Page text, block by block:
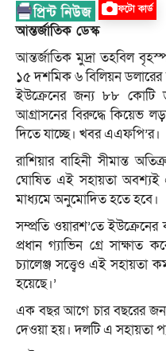
ফটো কার্ড
আন্তর্জাতিক ডেস্ক
আন্তর্জাতিক মুদ্রা তহবিল
১৫ দশমিক ৬ বিলিয়ন ডলারের
ইউক্রেনের জন্য ৮৮ কোটি
আগ্রাসনের বিরুদ্ধে কিয়েভ
দিতে যাচ্ছে। খবর এএফপি’র।
রাশিয়ার বাহিনী সীমান্ত
ঘোষিত এই সহায়তা অবশ্যই
মাধ্যমে অনুমোদিত হতে হবে।
সম্প্রতি ওয়ারশ’তে
প্রধান গ্যাভিন গ্রে সাক্ষাত
চ্যালেঞ্জ সত্ত্বেও এই সহায়তা
হয়েছে।’
এক বছর আগে চার বছরের
দেওয়া হয়। দলটি এ সহায়তা